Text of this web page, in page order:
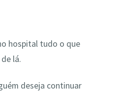
hospital tudo o que
lá.
deseja continuar